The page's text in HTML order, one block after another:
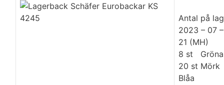
Antal på
2023 – 07 –
21 (MH)
8 st Gröna
20 st Mörk
Blåa